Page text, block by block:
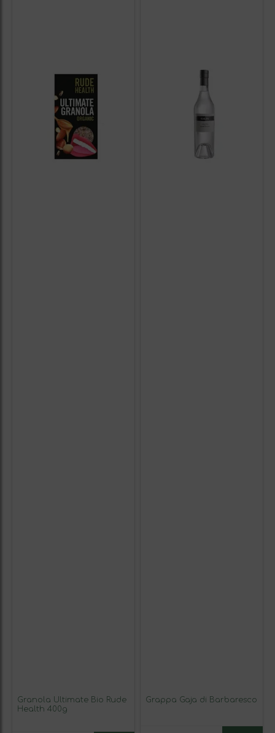
Granola Ultimate Bio Rude
Health 400g
Grappa Gaja di Barbaresco